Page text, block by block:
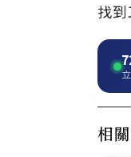
找
相